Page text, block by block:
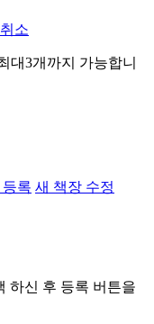
취소
대3개까지 가능합니
록 새 책장 수정
하신 후 등록 버튼을